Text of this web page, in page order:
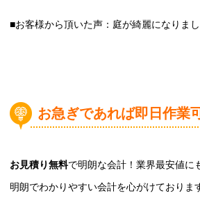
■お客様から頂いた声：庭が綺麗になりまし
お急ぎであれば即日作業
お見積り無料で明朗な会計！業界最安値に
明朗でわかりやすい会計を心がけておりま